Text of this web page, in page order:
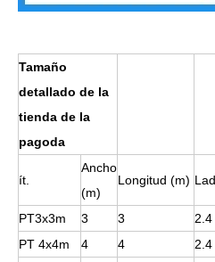
Tamaño
detallado de la
tienda de la
pagoda
ít.
Ancho
(m)
Longitud (m)
PT3x3m
3 3 2.4
PT 4x4m
4 4 2.4